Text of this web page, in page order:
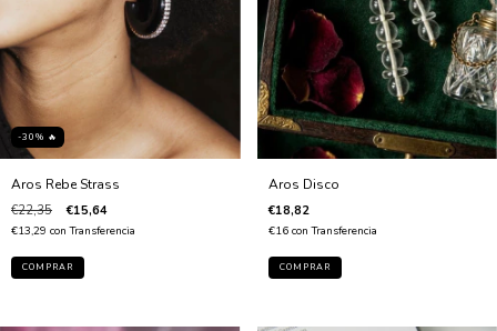
-30% 🔥
Aros Rebe Strass
€22,35 €15,64
€13,29 con Transferencia
Aros Disco
€18,82
€16 con Transferencia